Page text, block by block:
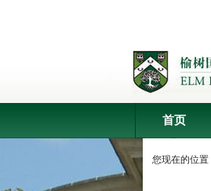
首页
您现在的位置